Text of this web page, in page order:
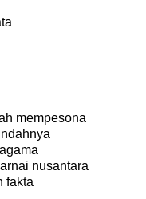
mempesona
nusantara
fakta